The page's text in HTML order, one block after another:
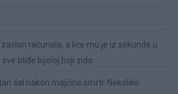
računala, a lice mu je iz sekunde u
bliđe bijeloj boji zida.
šal nakon majčine smrti: Nekoliko